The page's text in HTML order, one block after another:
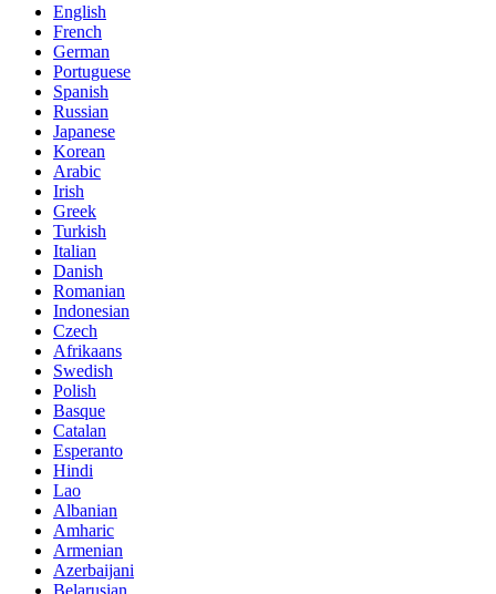
English
French
German
Portuguese
Spanish
Russian
Japanese
Korean
Arabic
Irish
Greek
Turkish
Italian
Danish
Romanian
Indonesian
Czech
Afrikaans
Swedish
Polish
Basque
Catalan
Esperanto
Hindi
Lao
Albanian
Amharic
Armenian
Azerbaijani
Belarusian